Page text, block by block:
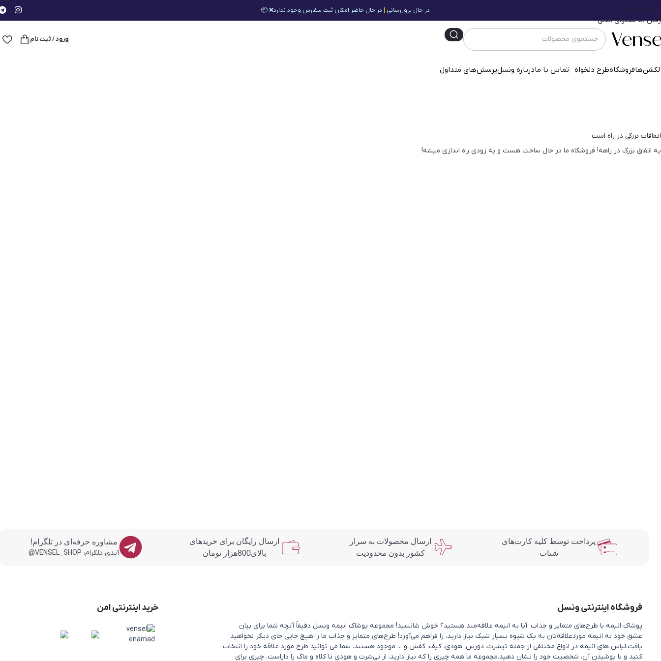
عبور به ناوبری
رفتن به محتوای اصلی
در حال بروزرسانی در حال حاضر امکان ثبت سفارش وجود ندارد❌ 📦
ورود / ثبت نام
فروشگاهطرح دلخواه تماس با مادرباره ونسلپرسش‌‌های متداول
اتفاقات بزرگی در راه است
یه اتفاق بزرگ در راهه! فروشگاه ما در حال ساخت هست و به زودی راه اندازی میشه!
پرداخت توسط کلیه کارت‌های
شتاب
ارسال محصولات به سرار
کشور بدون محدودیت
ارسال رایگان برای خریدهای
بالای800هزار تومان
مشاوره حرفه‌ای در تلگرام!
آیدی تلگرام: VENSEL_SHOP@
فروشگاه اینترنتی ونسل
پوشاک انیمه با طرح‌های متمایز و جذاب .آیا به انیمه علاقه‌مند هستید؟ خوش شانسید! مجموعه پوشاک انیمه ونسل دقیقاً آنچه شما برای بیان
عشق خود به انیمه موردعلاقه‌تان به یک شیوه بسیار شیک نیاز دارید، را فراهم می‌آورد! طرح‌های متمایز و جذاب ما را هیچ جایی جای دیگر نخواهید
یافت.لباس های انیمه در انواع مختلفی از جمله تیشرت، دورس، هودی، کیف، کفش و ... موجود هستند. شما می توانید طرح مورد علاقه خود را انتخاب
کنید و با پوشیدن آن، شخصیت خود را نشان دهید.مجموعه ما همه چیزی را که نیاز دارید، از تی‌شرت و هودی تا کلاه و ماگ را داراست. چیزی برای
خرید اینترنتی امن